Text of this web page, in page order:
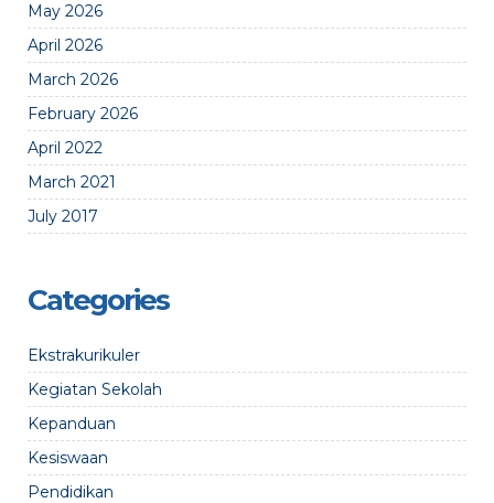
May 2026
April 2026
March 2026
February 2026
April 2022
March 2021
July 2017
Categories
Ekstrakurikuler
Kegiatan Sekolah
Kepanduan
Kesiswaan
Pendidikan